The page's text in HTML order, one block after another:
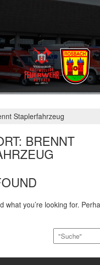
Staplerfahrzeug
BRENNT
what you’re looking for.